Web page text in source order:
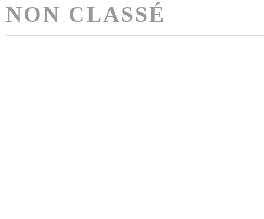
NON CLASSÉ